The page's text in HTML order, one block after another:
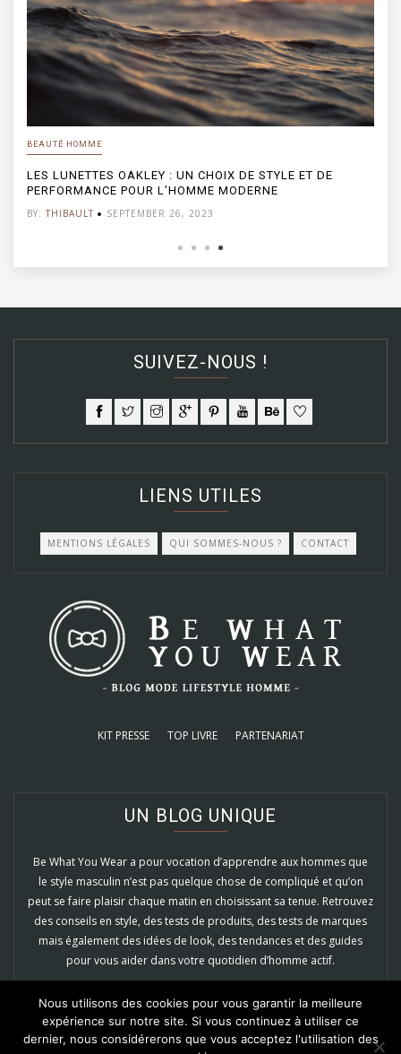
BEAUTÉ HOMME
LES LUNETTES OAKLEY : UN CHOIX DE STYLE ET DE
PERFORMANCE POUR L’HOMME MODERNE
BY: THIBAULT SEPTEMBER 26, 2023
SUIVEZ-NOUS !
LIENS UTILES
MENTIONS LÉGALES QUI SOMMES-NOUS ? CONTACT
KIT PRESSE TOP LIVRE PARTENARIAT
UN BLOG UNIQUE
Be What You Wear a pour vocation d’apprendre aux hommes que
le style masculin n’est pas quelque chose de compliqué et qu’on
peut se faire plaisir chaque matin en choisissant sa tenue. Retrouvez
des conseils en style, des tests de produits, des tests de marques
mais également des idées de look, des tendances et des guides
pour vous aider dans votre quotidien d’homme actif.
Nous utilisons des cookies pour vous garantir la meilleure
expérience sur notre site. Si vous continuez à utiliser ce
dernier, nous considérerons que vous acceptez l'utilisation des